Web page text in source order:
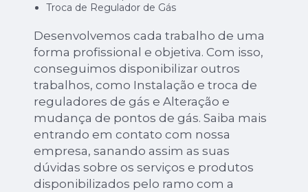
Troca de Regulador de Gás
Desenvolvemos cada trabalho de uma
forma profissional e objetiva. Com isso,
conseguimos disponibilizar outros
trabalhos, como Instalação e troca de
reguladores de gás e Alteração e
mudança de pontos de gás. Saiba mais
entrando em contato com nossa
empresa, sanando assim as suas
dúvidas sobre os serviços e produtos
disponibilizados pelo ramo com a